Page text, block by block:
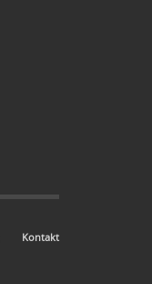
Kontakt